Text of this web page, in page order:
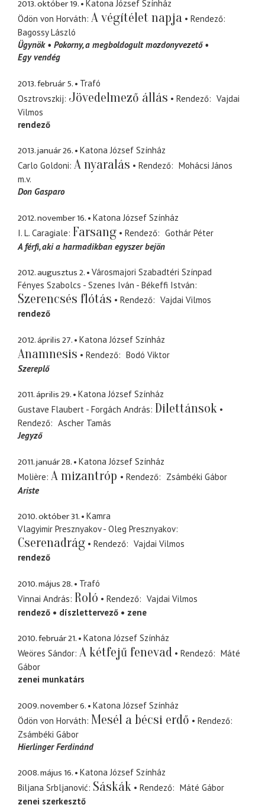
2013. október 19.
Katona József Színház
Ödön von Horváth A végítélet napja
Rendező
Bagossy László
Ügynök
Pokorny a megboldogult mozdonyvezető
Egy vendég
2013. február 5.
Trafó
Osztrovszkij Jövedelmező állás Rendező
Vajdai
Vilmos
rendező
2013. január 26.
Katona József Színház
Carlo Goldoni A nyaralás Rendező
Mohácsi János
m.v.
Don Gasparo
2012. november 16.
Katona József Színház
I. L. Caragiale Farsang Rendező
Gothár Péter
A férfi, aki a harmadikban egyszer bejön
2012. augusztus 2.
Városmajori Szabadtéri Színpad
Fényes Szabolcs - Szenes Iván - Békeffi István
Szerencsés flótás Rendező
Vajdai Vilmos
rendező
2012. április 27. Katona József Színház
Anamnesis Rendező
Bodó Viktor
Szereplő
2011. április 29.
Katona József Színház
Gustave Flaubert - Forgách András Dilettánsok
Rendező
Ascher Tamás
Jegyző
2011. január 28.
Katona József Színház
Molière A mizantróp Rendező
Zsámbéki Gábor
Ariste
2010. október 31.
Kamra
Vlagyimir Presznyakov - Oleg Presznyakov
Cserenadrág Rendező
Vajdai Vilmos
rendező
2010. május 28.
Trafó
Vinnai András Roló Rendező
Vajdai Vilmos
rendező
díszlettervező zene
2010. február 21.
Katona József Színház
Weöres Sándor A kétfejű fenevad Rendező
Máté
Gábor
zenei munkatárs
2009. november 6.
Katona József Színház
Ödön von Horváth Mesél a bécsi erdő
Rendező
Zsámbéki Gábor
Hierlinger Ferdinánd
2008. május 16.
Katona József Színház
Biljana Srbljanović Sáskák Rendező
Máté Gábor
zenei szerkesztő